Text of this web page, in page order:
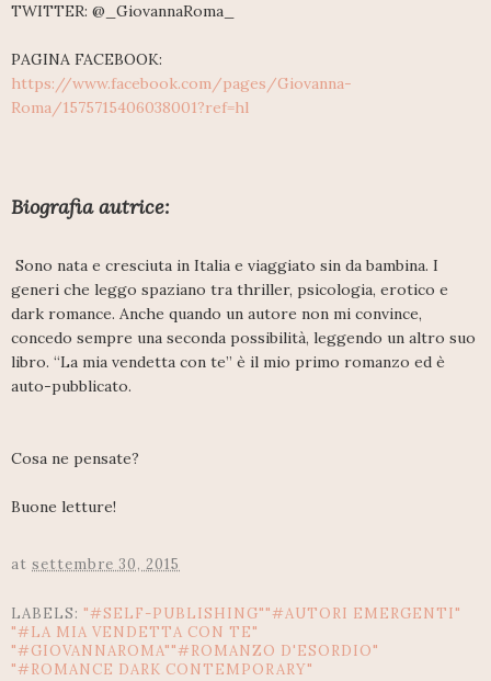
TWITTER: @_GiovannaRoma_
PAGINA FACEBOOK:
https://www.facebook.com/pages/Giovanna-
Roma/1575715406038001?ref=hl
Biografia autrice:
Sono nata e cresciuta in Italia e viaggiato sin da bambina. I
generi che leggo spaziano tra thriller, psicologia, erotico e
dark romance. Anche quando un autore non mi convince,
concedo sempre una seconda possibilità, leggendo un altro suo
libro. “La mia vendetta con te” è il mio primo romanzo ed è
auto-pubblicato.
Cosa ne pensate?
Buone letture!
at settembre 30, 2015
LABELS: "#SELF-PUBLISHING""#AUTORI EMERGENTI"
"#LA MIA VENDETTA CON TE"
"#GIOVANNAROMA""#ROMANZO D'ESORDIO"
"#ROMANCE DARK CONTEMPORARY"